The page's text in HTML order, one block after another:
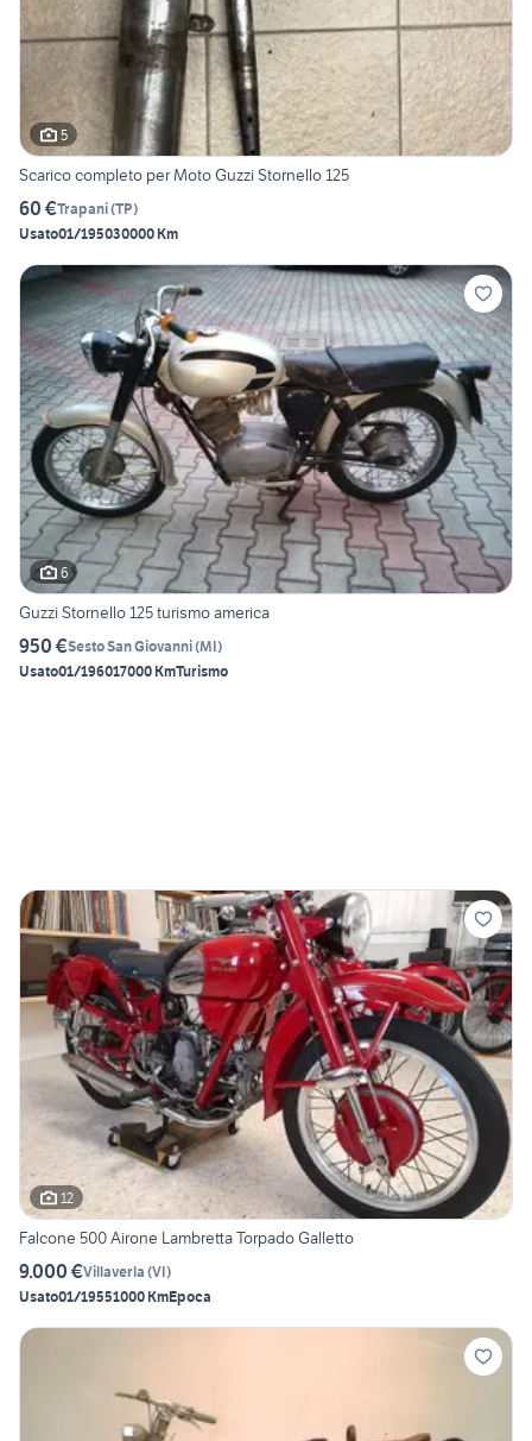
5
Scarico completo per Moto Guzzi Stornello 125
60 €Trapani(TP)
Usato01/195030000 Km
6
Guzzi Stornello 125 turismo america
950 €Sesto San Giovanni(MI)
Usato01/196017000 KmTurismo
12
Falcone 500 Airone Lambretta Torpado Galletto
9.000 €Villaverla (VI)
Usato01/19551000 KmEpoca